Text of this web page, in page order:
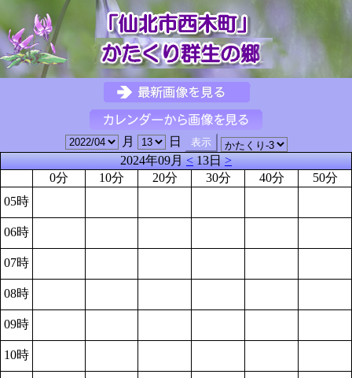
月
日
2024年09月<13日>
0分
10分 20分 30分 40分
50分
05時
06時
07時
08時
09時
10時